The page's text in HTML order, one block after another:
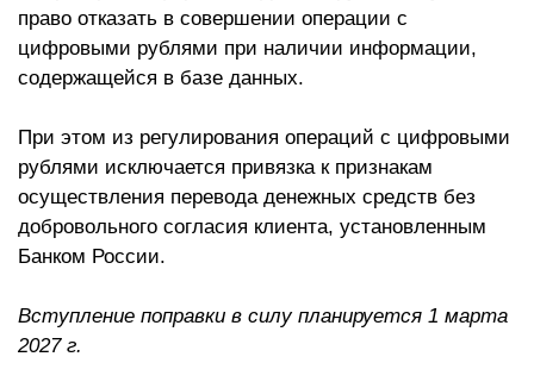
право отказать в совершении операции с
цифровыми рублями при наличии информации,
содержащейся в базе данных.
При этом из регулирования операций с цифровыми
рублями исключается привязка к признакам
осуществления перевода денежных средств без
добровольного согласия клиента, установленным
Банком России.
Вступление поправки в силу планируется 1 марта
2027 г.